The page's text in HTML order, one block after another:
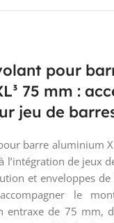
pour
75 mm :
jeu de
barre aluminium
l’intégration de jeux
et enveloppes de
le
entraxe de 75 mm,